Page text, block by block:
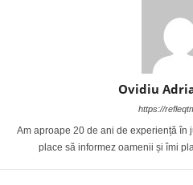
Ovidiu
https://
Am aproape 20 de ani de experiență în
place să informez oamenii și îmi